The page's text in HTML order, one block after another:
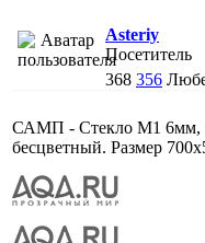
Asteriy
Посетитель
368 356
САМП - Стекло М1 6мм,
бесцветный. Размер